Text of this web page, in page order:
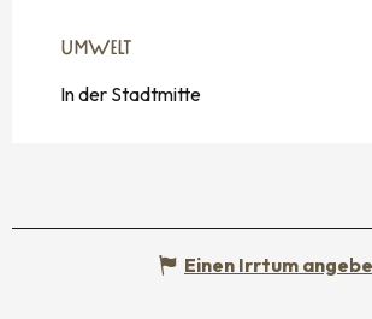
UMWELT
UMWELT
In der Stadtmitte
Einen Irrtum